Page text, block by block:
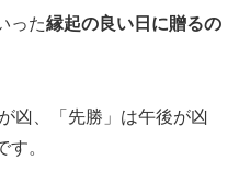
った縁起の良い日に贈るの
凶、「先勝」は午後が凶
。